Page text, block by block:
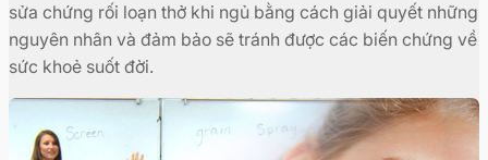
sửa chứng rối loạn thở khi ngủ bằng cách giải quyết những
nguyên nhân và đảm bảo sẽ tránh được các biến chứng về
sức khoẻ suốt đời.